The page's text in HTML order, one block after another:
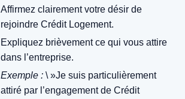
Affirmez clairement votre désir de
rejoindre Crédit Logement.
Expliquez brièvement ce qui vous attire
dans l’entreprise.
Exemple : \ »Je suis particulièrement
attiré par l’engagement de Crédit